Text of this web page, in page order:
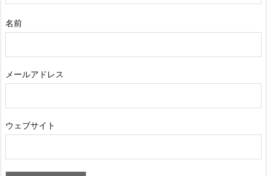
名前
メールアドレス
ウェブサイト